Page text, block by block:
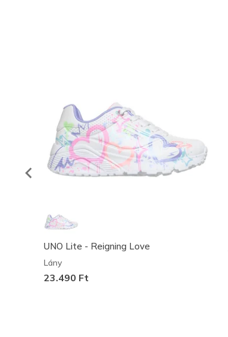
UNO Lite - Reigning Love
Lány
23.490 Ft